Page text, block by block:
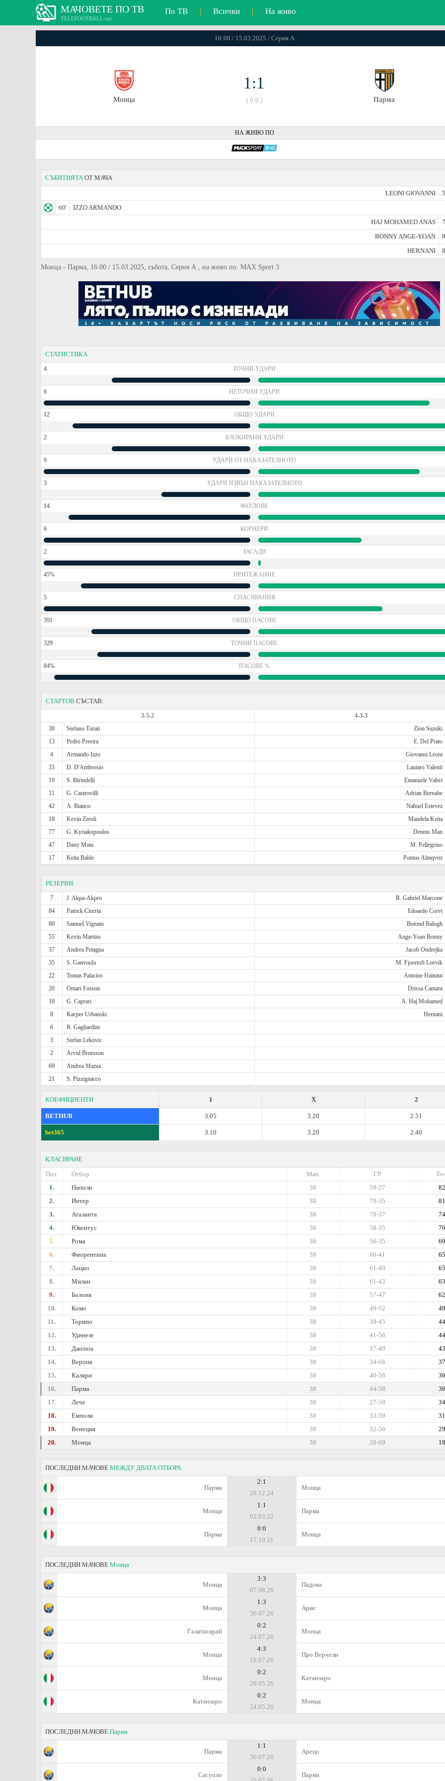
МАЧОВЕТЕ ПО ТВ
TELEFOOTBALL.net
По ТВ | Всички | На живо
16:00 / 15.03.2025 / Серия А
Монца
1:1
[ 0:0 ] Парма
НА ЖИВО ПО
СЪБИТИЯТАОТ МАЧА
LEONI GIOVANNI
60'
IZZO ARMANDO
HAJ MOHAMED ANAS
BONNY ANGE-YOAN
HERNANI
Монца - Парма, 16:00 / 15.03.2025, събота, Серия А , на живо по: MAX Sport 3
СТАТИСТИКА
4 ТОЧНИ УДАРИ
6 НЕТОЧНИ УДАРИ
12 ОБЩО УДАРИ
2 БЛОКИРАНИ УДАРИ
9 УДАРИ ОТ НАКАЗАТЕЛНОТО
3 УДАРИ ИЗВЪН НАКАЗАТЕЛНОТО
14 ФАУЛОВЕ
6 КОРНЕРИ
2 ЗАСАДИ
45% ПРИТЕЖАНИЕ
5 СПАСЯВАНИЯ
391 ОБЩО ПАСОВЕ
329 ТОЧНИ ПАСОВЕ
84% ПАСОВЕ %
СТАРТОВ СЪСТАВ:
3-5-2
4-3-3
30
Stefano Turati Zion Suzuki
13
Pedro Pereira E. Del Prato
4
Armando Izzo Giovanni Leoni
33
D. D'Ambrosio Lautaro Valenti
19
S. Birindelli Emanuele Valeri
11
G. Castrovilli Adrian Bernabe
42
A. Bianco Nahuel Estevez
18
Kevin Zeroli Mandela Keita
77
G. Kyriakopoulos Dennis Man
47
Dany Mota M. Pellegrino
17
Keita Balde Pontus Almqvist
РЕЗЕРВИ:
7 J. Akpa-Akpro R. Gabriel Marcone
84
Patrick Ciurria Edoardo Corvi
80
Samuel Vignato Botond Balogh
55
Kevin Martins Ange-Yoan Bonny
37
Andrea Petagna Jacob Ondrejka
35
S. Ganvoula M. Fjoertoft Loevik
22
Tomas Palacios Antoine Hainaut
20
Omari Forson Drissa Camara
10
G. Caprari A. Haj Mohamed
8
Kacper Urbanski Hernani
6
R. Gagliardini
3
Stefan Lekovic
2
Arvid Brorsson
69
Andrea Mazza
21
S. Pizzignacco
КОЕФИЦИЕНТИ 2
X
1
BETHUB 2.51
3.20
3.05
bet365 2.40
3.20
3.10
КЛАСИРАНЕ
Поз.
Отбор ГР
Мач.
1.
Наполи 82
59-27
38
2.
Интер 81
79-35
38
3.
Аталанта 74
78-37
38
4.
Ювентус 70
58-35
38
5.
Рома 69
56-35
38
6.
Фиорентина 65
60-41
38
7.
Лацио 65
61-49
38
8.
Милан 63
61-43
38
9.
Болоня 62
57-47
38
10.
Комо 49
49-52
38
11.
Торино 44
39-45
38
12.
Удинезе 44
41-56
38
13.
Дженоа 43
37-49
38
14.
Верона 37
34-66
38
15.
Каляри 36
40-56
38
16.
Парма 36
44-58
38
17.
Лече 34
27-58
38
18.
Емполи 31
33-59
38
19.
Венеция 29
32-56
38
20.
Монца 18
28-69
38
ПОСЛЕДНИ МАЧОВЕ МЕЖДУ ДВАТА ОТБОРА
Парма
2:1
28.12.24
Монца
Монца
1:1
02.03.22
Парма
Парма
0:0
17.10.21
Монца
ПОСЛЕДНИ МАЧОВЕ Монца
Монца
3:3
07.08.26
Падова
Монца
1:3
30.07.26
Арис
Галатасарай
0:2
24.07.26
Монца
Монца
4:3
18.07.26
Про Верчели
Монца
0:2
29.05.26
Катанзаро
Катанзаро
0:2
24.05.26
Монца
ПОСЛЕДНИ МАЧОВЕ Парма
Парма
1:1
30.07.26
Арецо
Сасуоло
0:0
Парма